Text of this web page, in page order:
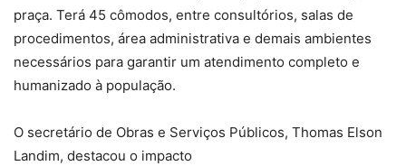
praça. Terá 45 cômodos, entre consultórios, salas de
procedimentos, área administrativa e demais ambientes
necessários para garantir um atendimento completo e
humanizado à população.
O secretário de Obras e Serviços Públicos, Thomas Elson
Landim, destacou o impacto